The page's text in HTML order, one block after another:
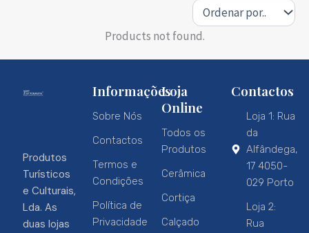
Products not found.
Produtos
Turísticos
e Culturais,
Lda. As
duas lojas
Informações
Sobre Nós
Contactos
Termos e
Condições
Política de
Privacidade
Loja
Online
Todos os
Produtos
Cerâmica
Cortiça
Calçado
Contactos
Loja 1: Rua
da
Alfândega,
17 4050-
029 Porto
Loja 2:
Rua